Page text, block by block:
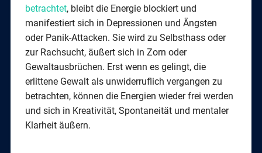
betrachtet, bleibt die Energie blockiert und
manifestiert sich in Depressionen und Ängsten
oder Panik-Attacken. Sie wird zu Selbsthass oder
zur Rachsucht, äußert sich in Zorn oder
Gewaltausbrüchen. Erst wenn es gelingt, die
erlittene Gewalt als unwiderruflich vergangen zu
betrachten, können die Energien wieder frei werden
und sich in Kreativität, Spontaneität und mentaler
Klarheit äußern.